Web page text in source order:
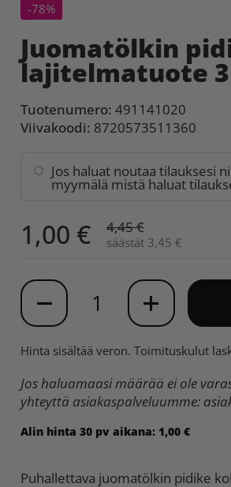
-78%
Juomatölkin
lajitelmatuote
Tuotenumero: 491141020
Viivakoodi: 8720573511360
Jos haluat noutaa tilauksesi
myymälä mistä haluat
1,00 € 4,45 €
säästät 3,45 €
Määrä
Hinta sisältää veron. Toimituskulut
Jos haluamaasi määrää ei ole
yhteyttä asiakaspalveluumme:
Alin hinta 30 pv aikana: 1,00 €
Puhallettava juomatölkin pidike